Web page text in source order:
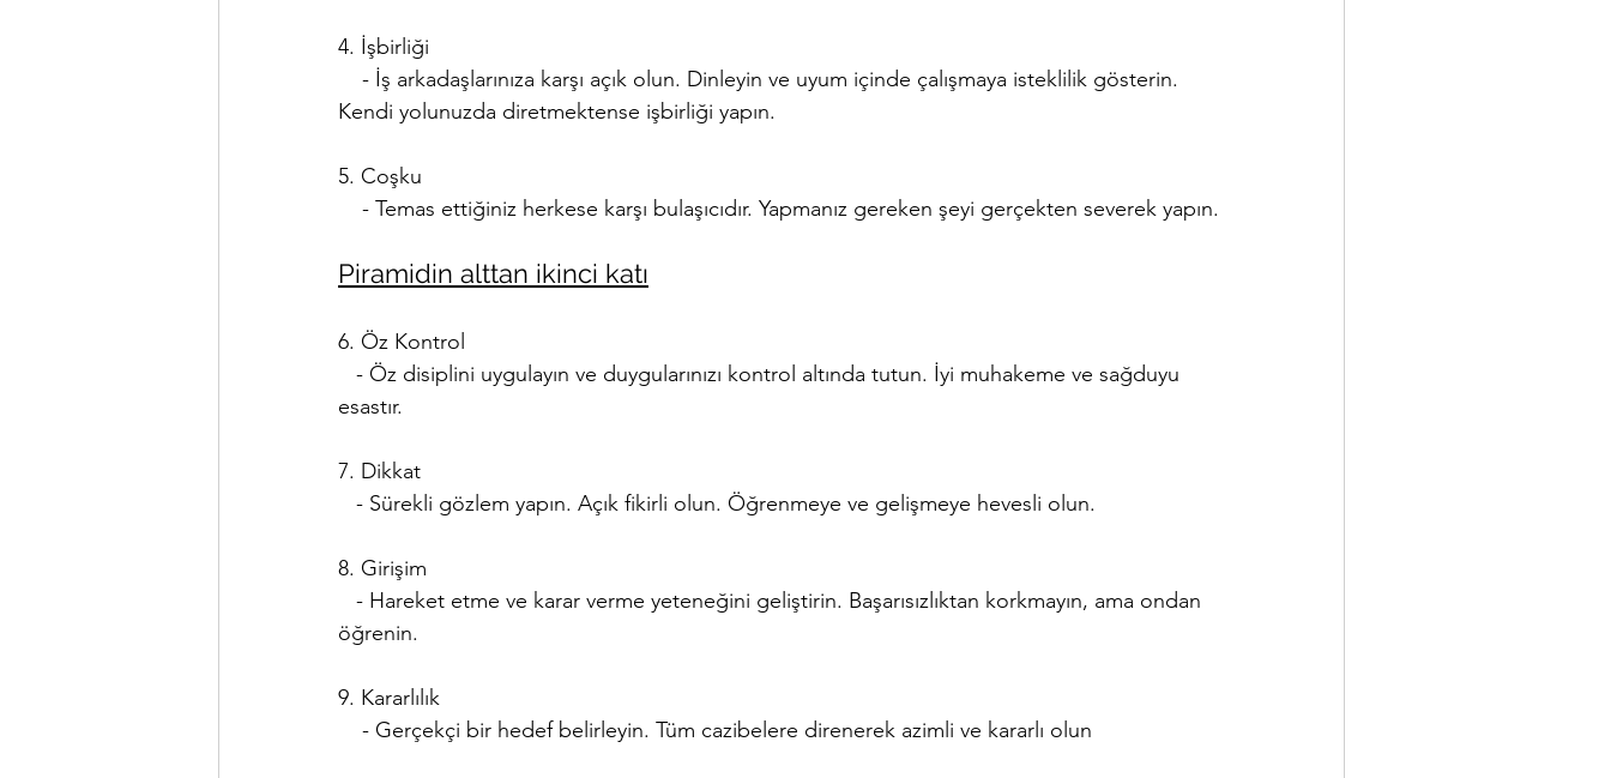
4. İşbirliği
Kendi yolunuzda diretmektense işbirliği yapın.
5. Coşku
    - Temas ettiğiniz herkese karşı bulaşıcıdır. Yapmanız gereken şeyi gerçekten severek yapın.
Piramidin alttan ikinci katı
6. Öz Kontrol
- Öz disiplini uygulayın ve duygularınızı kontrol altında tutun. İyi muhakeme ve sağduyu
esastır.
7. Dikkat
- Sürekli gözlem yapın. Açık fikirli olun. Öğrenmeye ve gelişmeye hevesli olun.
8. Girişim
- Hareket etme ve karar verme yeteneğini geliştirin. Başarısızlıktan korkmayın, ama ondan
öğrenin.
9. Kararlılık
- Gerçekçi bir hedef belirleyin. Tüm cazibelere direnerek azimli ve kararlı olun